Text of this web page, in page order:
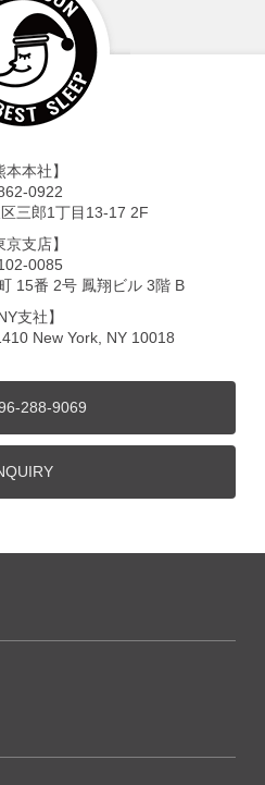
本本社】
0922
三郎1丁目13-17 2F
京支店】
0085
15番 2号 鳳翔ビル 3階 B
支社】
New York, NY 10018
288-9069